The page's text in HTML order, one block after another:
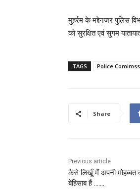
मुहर्रम के मद्देनजर पुलिस
को सुरक्षित एवं सुगम
TAGS Police
Share
Previous article
कैसे लिखूँ मैं अपनी मोहब्बत
बेहिसाब हैं …….